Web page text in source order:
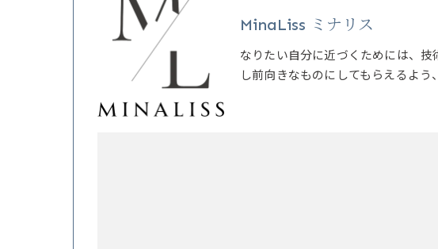
MinaLiss ミナリス
なりたい自分に近づくためには、
し前向きなものにしてもらえるよう